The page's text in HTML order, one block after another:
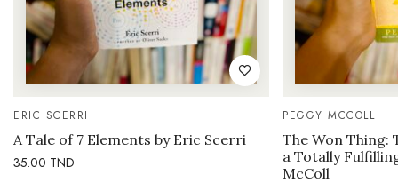
ERIC SCERRI
A Tale of 7 Elements by Eric Scerri
35.00 TND
PEGGY MCCOLL
The Won Thing:
a Totally
McColl